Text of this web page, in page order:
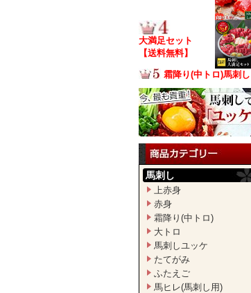
大満足セット
【送料無料】
霜降り(中トロ)馬刺し
馬刺し
上赤身
赤身
霜降り(中トロ)
大トロ
馬刺しユッケ
たてがみ
ふたえご
馬ヒレ(馬刺し用)